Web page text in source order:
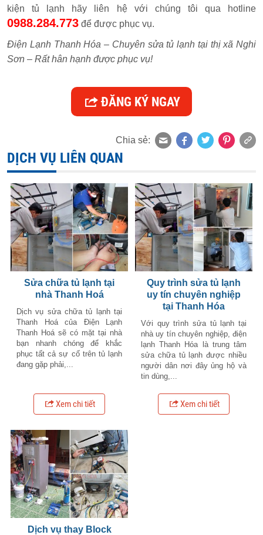
kiện tủ lạnh hãy liên hệ với chúng tôi qua hotline
0988.284.773 để được phục vụ.
Điện Lạnh Thanh Hóa – Chuyên sửa tủ lạnh tại thị xã Nghi
Sơn – Rất hân hạnh được phục vụ!
ĐĂNG KÝ NGAY
Chia sẻ:
DỊCH VỤ LIÊN QUAN
Sửa chữa tủ lạnh tại
nhà Thanh Hoá
Dịch vụ sửa chữa tủ lạnh tại
Thanh Hoá của Điện Lạnh
Thanh Hoá sẽ có mặt tại nhà
bạn nhanh chóng để khắc
phục tất cả sự cố trên tủ lạnh
đang gặp phải,...
Xem chi tiết
Quy trình sửa tủ lạnh
uy tín chuyên nghiệp
tại Thanh Hóa
Với quy trình sửa tủ lạnh tại
nhà uy tín chuyên nghiệp, điện
lạnh Thanh Hóa là trung tâm
sửa chữa tủ lạnh được nhiều
người dân nơi đây ủng hộ và
tin dùng,...
Xem chi tiết
Dịch vụ thay Block